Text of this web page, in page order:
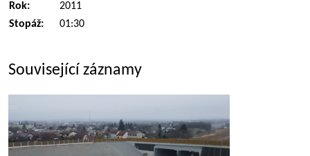
Rok:
2011
Stopáž:
01:30
Související záznamy